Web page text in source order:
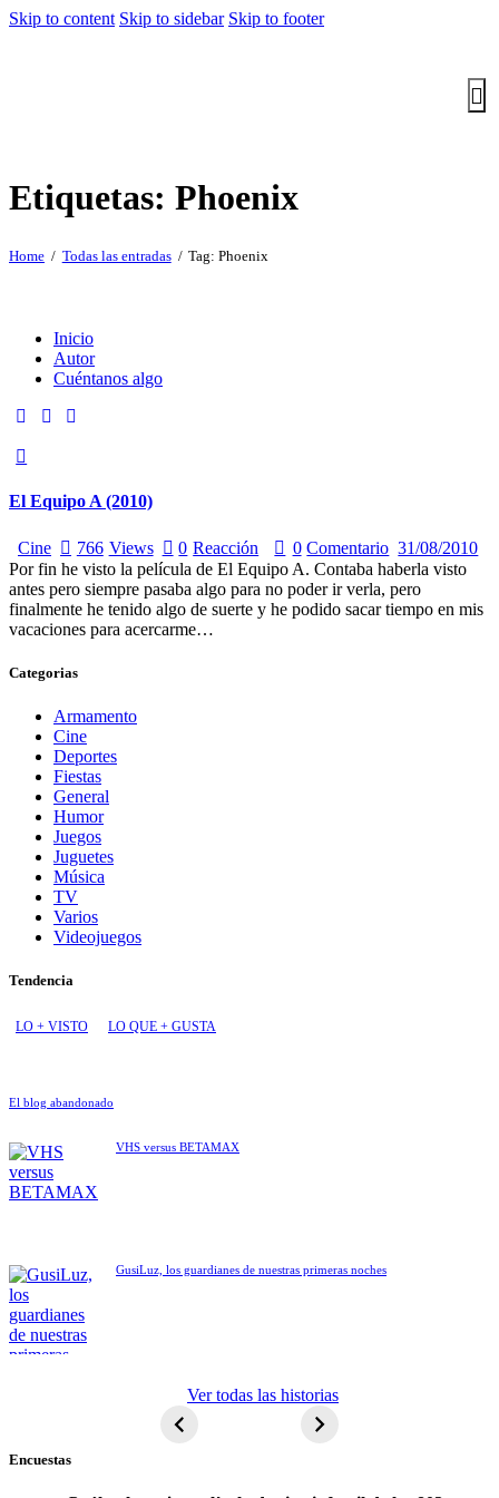
Skip to content Skip to sidebar Skip to footer
Etiquetas: Phoenix
Home Todas las entradas Tag: Phoenix
Inicio
Autor
Cuéntanos algo
El Equipo A (2010)
Cine 766 Views 0 Reacción 0 Comentario 31/08/2010
Por fin he visto la película de El Equipo A. Contaba haberla visto
antes pero siempre pasaba algo para no poder ir verla, pero
finalmente he tenido algo de suerte y he podido sacar tiempo en mis
vacaciones para acercarme…
Categorias
Armamento
Cine
Deportes
Fiestas
General
Humor
Juegos
Juguetes
Música
TV
Varios
Videojuegos
Tendencia
LO + VISTO LO QUE + GUSTA
El blog abandonado
VHS versus BETAMAX
GusiLuz, los guardianes de nuestras primeras noches
extraterrestre
Ver todas las historias
Encuestas